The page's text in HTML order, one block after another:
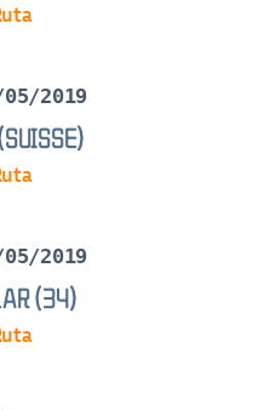
2019
2019
(34)